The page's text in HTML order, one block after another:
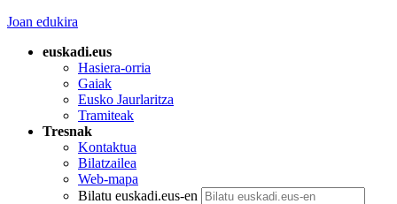
Joan edukira
euskadi.eus
Hasiera-orria
Gaiak
Eusko Jaurlaritza
Tramiteak
Tresnak
Kontaktua
Bilatzailea
Web-mapa
Bilatu euskadi.eus-en